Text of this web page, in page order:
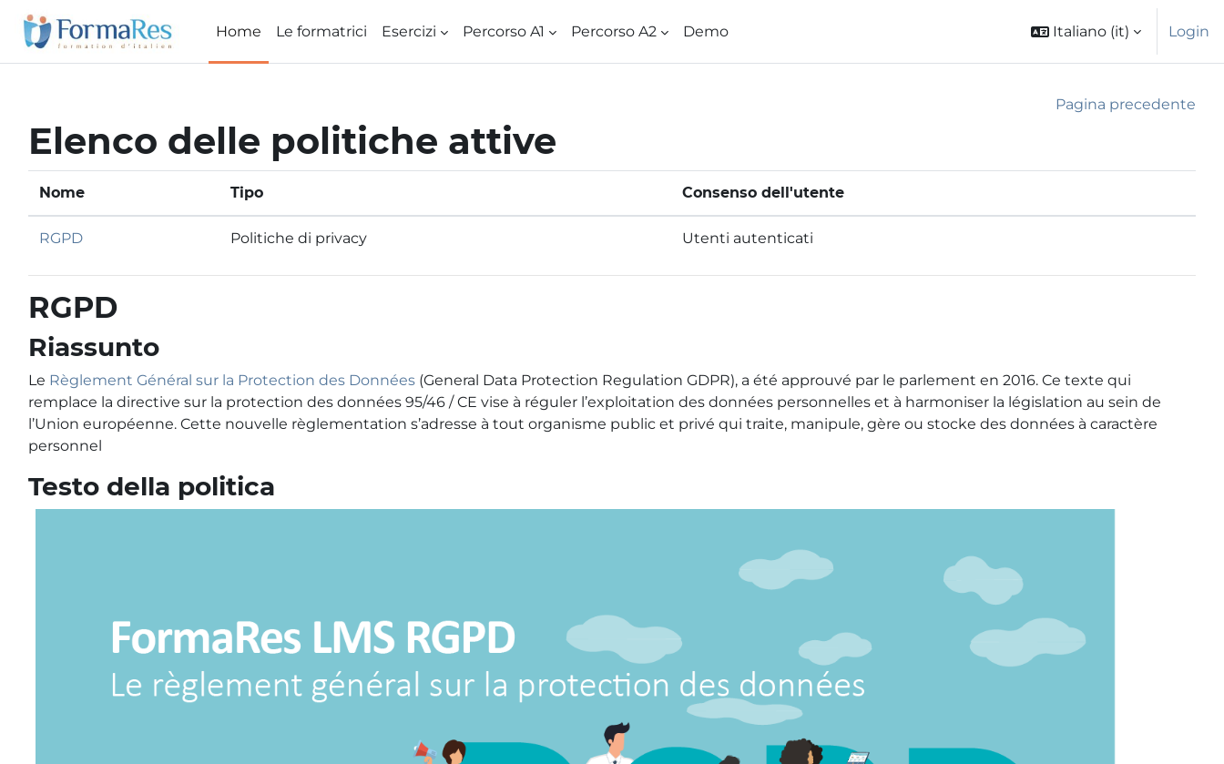
Vai al contenuto principale
Home
Le formatrici Esercizi Percorso A1 Percorso A2 Demo Italiano ‎(it)‎ Login
Pagina precedente
Elenco delle politiche attive
Nome Tipo Consenso dell'utente
RGPD Politiche di privacy Utenti autenticati
RGPD
Riassunto
Le Règlement Général sur la Protection des Données (General Data Protection Regulation GDPR), a été approuvé par le parlement en 2016. Ce texte qui
remplace la directive sur la protection des données 95/46 / CE vise à réguler l’exploitation des données personnelles et à harmoniser la législation au sein de
l’Union européenne. Cette nouvelle règlementation s’adresse à tout organisme public et privé qui traite, manipule, gère ou stocke des données à caractère
personnel
Testo della politica